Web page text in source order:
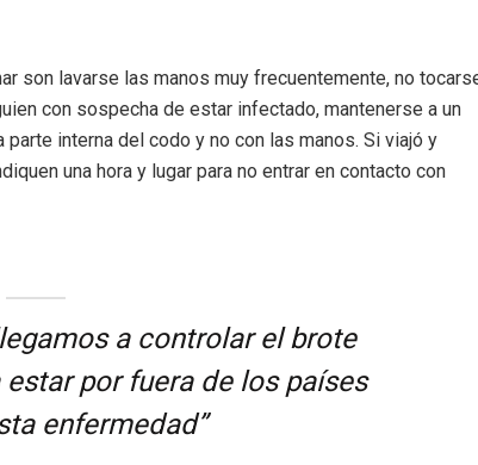
son lavarse las manos muy frecuentemente, no
con sospecha de estar infectado, mantenerse a un
interna del codo y no con las manos. Si viajó y
una hora y lugar para no entrar en contacto con
a controlar el brote
por fuera de los países
enfermedad”